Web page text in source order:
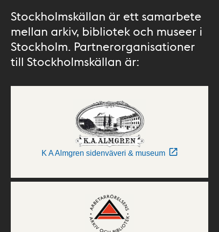
Stockholmskällan är ett samarbete
mellan arkiv, bibliotek och museer i
Stockholm. Partnerorganisationer
till Stockholmskällan är:
K A Almgren sidenväveri & museum